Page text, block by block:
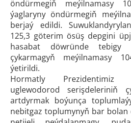
öndürmegiň meýilnamasy
ýaglaryny öndürmegiň
berjaý edildi.
125,3 göterim ösüş depgini
hasabat döwründe
çykarmagyň meýilnamasy
ýetirildi.
Hormatly Prezidentimiz
uglewodorod serişdeleriniň
artdyrmak boýunça
nebitgaz toplumynyň bar bolan